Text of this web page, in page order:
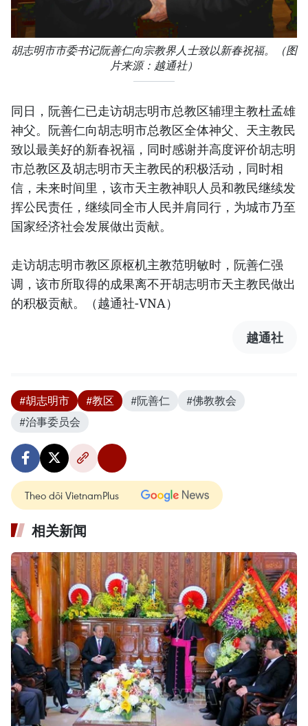
胡志明市市委书记阮善仁向宗教界人士致以新春祝福。（图
片来源：越通社）
同日，阮善仁已走访胡志明市总教区辅理主教杜孟雄
神父。阮善仁向胡志明市总教区全体神父、天主教民
致以最美好的新春祝福，同时感谢并高度评价胡志明
市总教区及胡志明市天主教民的积极活动，同时相
信，未来时间里，该市天主教神职人员和教民继续发
挥公民责任，继续同全市人民并肩同行，为城市乃至
国家经济社会发展做出贡献。
走访胡志明市教区原枢机主教范明敏时，阮善仁强
调，该市所取得的成果离不开胡志明市天主教民做出
的积极贡献。（越通社-VNA）
越通社
#胡志明市 #教区 #阮善仁
#佛教教会
#治事委员会
Theo dõi VietnamPlus
相关新闻